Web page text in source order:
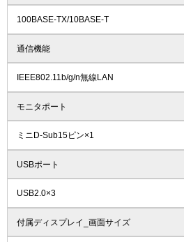
100BASE-TX/10BASE-T
通信機能
IEEE802.11b/g/n無線LAN
モニタポート
ミニD-Sub15ピン×1
USBポート
USB2.0×3
付属ディスプレイ_画面サイズ